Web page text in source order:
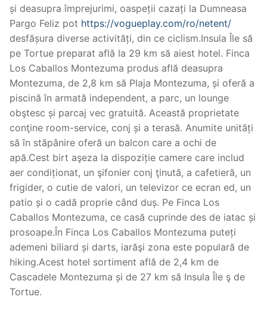
și deasupra împrejurimi, oaspeții cazați la Dumneasa
Pargo Feliz pot https://vogueplay.com/ro/netent/
desfășura diverse activități, din ce ciclism.Insula Île să
pe Tortue preparat află la 29 km să aiest hotel. Finca
Los Caballos Montezuma produs află deasupra
Montezuma, de 2,8 km să Plaja Montezuma, și oferă a
piscină în armată independent, a parc, un lounge
obştesc și parcaj vec gratuită. Această proprietate
conţine room-service, conj și a terasă. Anumite unități
să în stăpânire oferă un balcon care a ochi de
apă.Cest birt aşeza la dispoziție camere care includ
aer condiționat, un şifonier conj ţinută, a cafetieră, un
frigider, o cutie de valori, un televizor ce ecran ed, un
patio și o cadă proprie când duș. Pe Finca Los
Caballos Montezuma, ce casă cuprinde des de iatac și
prosoape.În Finca Los Caballos Montezuma puteți
ademeni biliard și darts, iarăşi zona este populară de
hiking.Acest hotel sortiment află de 2,4 km de
Cascadele Montezuma și de 27 km să Insula Île ş de
Tortue.